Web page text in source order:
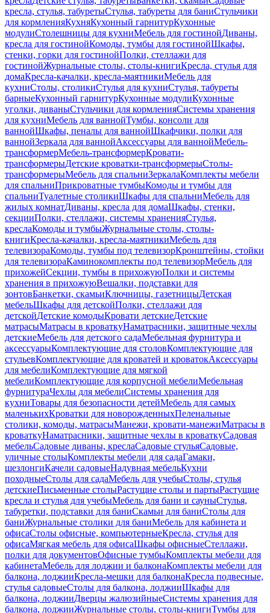
кресла, стулья, табуретыСтулья, табуреты для баниСтульчики
для кормленияКухняКухонный гарнитурКухонные
модулиСтолешницы для кухниМебель для гостинойДиваны,
кресла для гостинойКомоды, тумбы для гостинойШкафы,
стенки, горки для гостинойПолки, стеллажи для
гостинойЖурнальные столы, столы-книгиКресла, стулья для
домаКресла-качалки, кресла-маятникиМебель для
кухниСтолы, столикиСтулья для кухниСтулья, табуреты
барныеКухонный гарнитурКухонные модулиКухонные
уголки, диваныСтульчики для кормленияСистемы хранения
для кухниМебель для ваннойТумбы, консоли для
ваннойШкафы, пеналы для ваннойШкафчики, полки для
ваннойЗеркала для ваннойАксессуары для ваннойМебель-
трансформерМебель-трансформерКровати-
трансформерыДетские кроватки-трансформерыСтолы-
трансформерыМебель для спальниЗеркалаКомплекты мебели
для спальниПрикроватные тумбыКомоды и тумбы для
спальниТуалетные столикиШкафы для спальниМебель для
жилых комнатДиваны, кресла для домаШкафы, стенки,
секцииПолки, стеллажи, системы храненияСтулья,
креслаКомоды и тумбыЖурнальные столы, столы-
книгиКресла-качалки, кресла-маятникиМебель для
телевизораКомоды, тумбы под телевизорКронштейны, стойки
для телевизораКаминокомплекты под телевизорМебель для
прихожейСекции, тумбы в прихожуюПолки и системы
хранения в прихожуюВешалки, подставки для
зонтовБанкетки, скамьиКлючницы, газетницыДетская
мебельШкафы для детскойПолки, стеллажи для
детскойДетские комодыКровати детскиеДетские
матрасыМатрасы в кроваткуНаматрасники, защитные чехлы
детскиеМебель для детского садаМебельная фурнитура и
аксессуарыКомплектующие для столовКомплектующие для
стульевКомплектующие для кроватей и кроватокАксессуары
для мебелиКомплектующие для мягкой
мебелиКомплектующие для корпусной мебелиМебельная
фурнитураЧехлы для мебелиСистемы хранения для
кухниТовары для безопасности детейМебель для самых
маленькихКроватки для новорожденныхПеленальные
столики, комоды, матрасыМанежи, кровати-манежиМатрасы в
кроваткуНаматрасники, защитные чехлы в кроваткуСадовая
мебельСадовые диваны, креслаСадовые стульяСадовые,
уличные столыКомплекты мебели для садаГамаки,
шезлонгиКачели садовыеНадувная мебельКухни
походныеСтолы для садаМебель для учебыСтолы, стулья
детскиеПисьменные столыРастущие столы и партыРастущие
кресла и стулья для учебыМебель для бани и сауныСтулья,
табуретки, подставки для баниСкамьи для баниСтолы для
баниЖурнальные столики для баниМебель для кабинета и
офисаСтолы офисные, компьютерныеКресла, стулья для
офисаМягкая мебель для офисаШкафы офисныеСтеллажи,
полки для документовОфисные тумбыКомплекты мебели для
кабинетаМебель для лоджии и балконаКомплекты мебели для
балкона, лоджииКресла-мешки для балконаКресла подвесные,
стулья садовыеСтолы для балкона, лоджииШкафы для
балкона, лоджииДверцы жалюзийныеСистемы хранения для
балкона, лоджииЖурнальные столы, столы-книгиТумбы для